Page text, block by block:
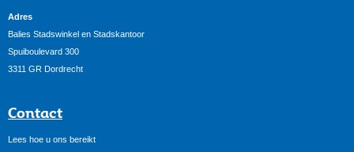
Adres
Balies Stadswinkel en Stadskantoor
Spuiboulevard 300
3311 GR Dordrecht
Contact
Lees hoe u ons bereikt